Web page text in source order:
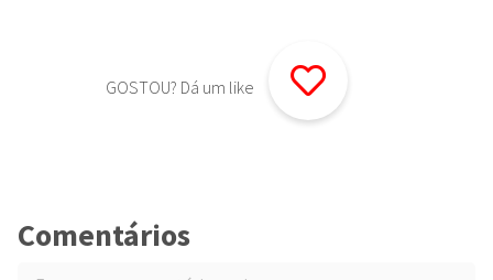
GOSTOU? Dá um like
Comentários